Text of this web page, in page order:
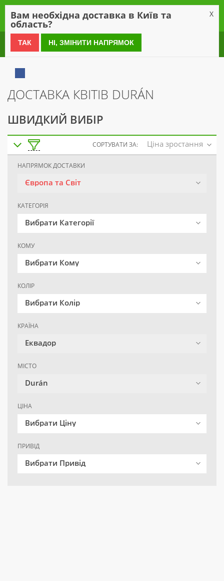
0 800 21 54 55
ДОСТАВКА КВІТІВ DURÁN
ШВИДКИЙ ВИБІР
СОРТУВАТИ ЗА: Ціна зростання
НАПРЯМОК ДОСТАВКИ
Європа та Світ
КАТЕГОРІЯ
Вибрати Категорії
КОМУ
Вибрати Кому
КОЛІР
Вибрати Колір
КРАЇНА
Еквадор
МІСТО
Durán
ЦІНА
Вибрати Ціну
ПРИВІД
Вибрати Привід
Вам необхідна доставка в Київ та
область?
X
ТАК НІ, ЗМІНИТИ НАПРЯМОК